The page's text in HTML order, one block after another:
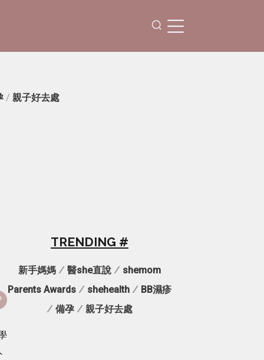
/ 親子好去處
TRENDING #
新手媽媽 / 醫she直說 / shemom
Parents Awards / shehealth / BB濕疹
/ 備孕 / 親子好去處